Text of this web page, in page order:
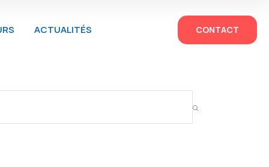
ACTUALITÉS CONTACT